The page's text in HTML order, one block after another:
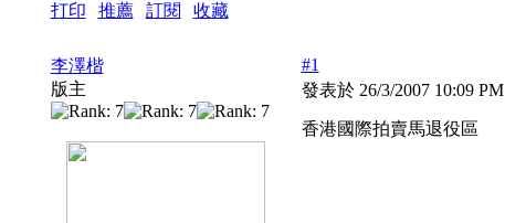
打印
推薦| 訂閱
收藏
李澤楷
版主
#1
發表於 26/3/2007 10:09 PM
香港國際拍賣馬退役區